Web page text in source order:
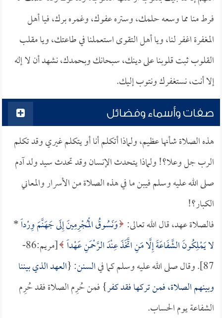
فرط منا مما وسعه حلمك، وستره عفوك، وغمره برك، فيا أهل
المغفرة اغفر لنا، ويا أهل التقوى استعملنا في طاعتك، ويا مقلب
القلوب ثبت قلوبنا على دينك، سبحانك وبحمدك، نشهد أن لا إله
إلا أنت، نستغفرك ونتوب إليك.
صفات وأسماء وفضائل
هذه الصلاة شأنها عظيم، ولماذا أتكلم أنا أو يتكلم غيري وقد تكلم
الرب جل وعلا؟! ولماذا يتحدث الإنسان وقد تحدث سيد ولد آدم
صلى الله عليه وسلم فيبن ما في هذه الصلاة من الأسرار والمعاني
الكبار؟!
فالصلاة عهد، قال الله تعالى: وَنَسُوقُ الْمُجْرِمِينَ إِلَى جَهَنَّمَ وِرْداً*
لا يَمْلِكُونَ الشَّفَاعَةَ إِلَّا مَنِ اتَّخَذَ عِنْدَ الرَّحْمَنِ عَهْداً
[مريم:86-
87]. وقال صلى الله عليه وسلم كما في
السنن: {العهد الذي بيننا
وبينهم الصلاة، فمن تركها فقد كفر} فمن حُرِم الصلاة فقد حُرِم
الشفاعة يوم الحساب.